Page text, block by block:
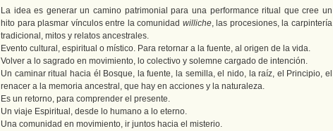
La idea es generar un camino patrimonial para una performance ritual que cree un
hito para plasmar vínculos entre la comunidad williche, las procesiones, la carpintería
tradicional, mitos y relatos ancestrales.
Evento cultural, espiritual o místico. Para retornar a la fuente, al origen de la vida.
Volver a lo sagrado en movimiento, lo colectivo y solemne cargado de intención.
Un caminar ritual hacia él Bosque, la fuente, la semilla, el nido, la raíz, el Principio, el
renacer a la memoria ancestral, que hay en acciones y la naturaleza.
Es un retorno, para comprender el presente.
Un viaje Espiritual, desde lo humano a lo eterno.
Una comunidad en movimiento, ir juntos hacia el misterio.